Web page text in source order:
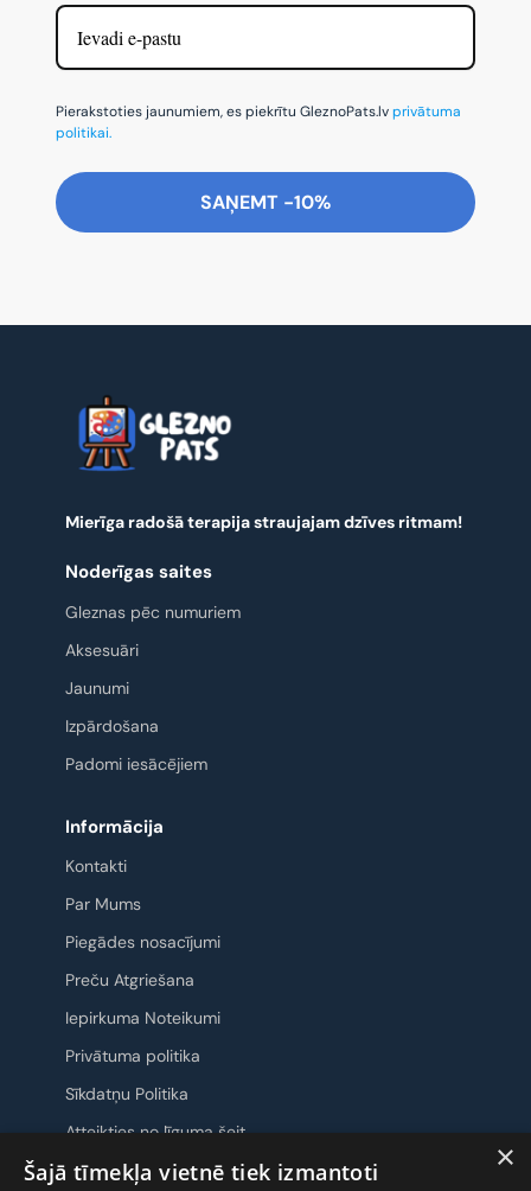
Pierakstoties jaunumiem, es piekrītu GleznoPats.lvprivātuma
politikai.
SAŅEMT -10%
Mierīga radošā terapija straujajam dzīves ritmam!
Noderīgas saites
Gleznas pēc numuriem
Aksesuāri
Jaunumi
Izpārdošana
Padomi iesācējiem
Informācija
Kontakti
Par Mums
Piegādes nosacījumi
Preču Atgriešana
Iepirkuma Noteikumi
Privātuma politika
Sīkdatņu Politika
Atteikties no līguma šeit
×
Šajā tīmekļa vietnē tiek izmantoti